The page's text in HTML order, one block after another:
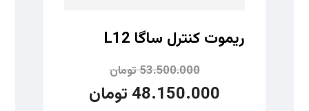
ریموت کنترل ساگا L12
53.500.000تومان
48.150.000 تومان